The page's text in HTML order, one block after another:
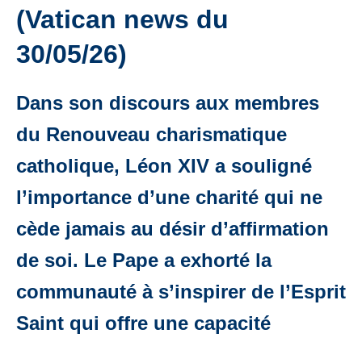
(Vatican news du
30/05/26)
Dans son discours aux membres
du Renouveau charismatique
catholique, Léon XIV a souligné
l’importance d’une charité qui ne
cède jamais au désir d’affirmation
de soi. Le Pape a exhorté la
communauté à s’inspirer de l’Esprit
Saint qui offre une capacité